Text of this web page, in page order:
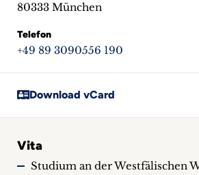
80333 München
Telefon
+49 89 3090556 190
Download vCard
Vita
Studium an der Westfälischen